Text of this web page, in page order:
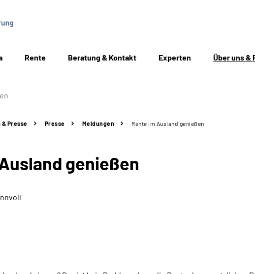
Rente Beratung & Kontakt Experten Über uns &
& Presse Presse Meldungen Rente im Ausland genießen
genießen